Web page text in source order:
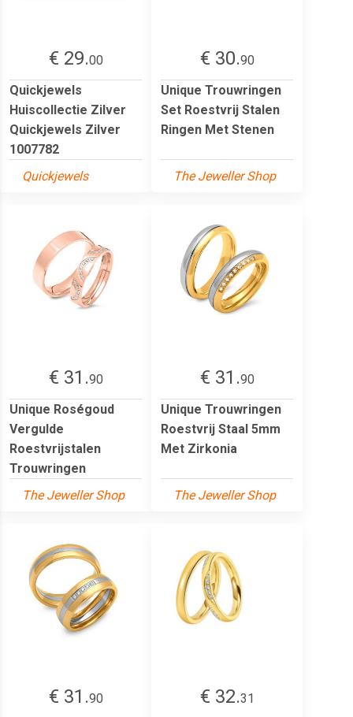
€ 29.00
Quickjewels
Huiscollectie Zilver
Quickjewels Zilver
1007782
Quickjewels
€ 30.90
Unique Trouwringen
Set Roestvrij Stalen
Ringen Met Stenen
The Jeweller Shop
€ 31.90
Unique Roségoud
Vergulde
Roestvrijstalen
Trouwringen
The Jeweller Shop
€ 31.90
Unique Trouwringen
Roestvrij Staal 5mm
Met Zirkonia
The Jeweller Shop
€ 31.90 € 32.31